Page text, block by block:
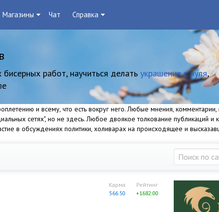
Магазины Чат Справка
бисерных работ, научиться делать украшение с нуля,
и всему, что есть вокруг него. Любые мнения,
сетях", но не здесь. Любое двоякое толкование публикаций
в обсуждениях политики, холиварах на происходящее и
Рейтинг
+1682.00
Карма
566.50